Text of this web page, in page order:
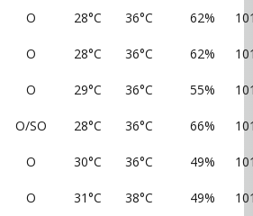
O 28°C 36°C 62%
O 28°C 36°C 62%
O 29°C 36°C 55%
O/SO 28°C 36°C 66%
O 30°C 36°C 49%
O 31°C 38°C 49%